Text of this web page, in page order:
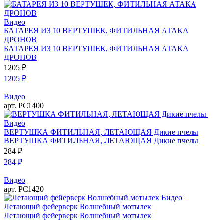
Видео
БАТАРЕЯ ИЗ 10 ВЕРТУШЕК, ФИТИЛЬНАЯ АТАКА
ДРОНОВ
БАТАРЕЯ ИЗ 10 ВЕРТУШЕК, ФИТИЛЬНАЯ АТАКА
ДРОНОВ
1205 ₽
1205 ₽
Видео
арт. РС1400
Видео
ВЕРТУШКА ФИТИЛЬНАЯ, ЛЕТАЮЩАЯ Дикие пчелы
ВЕРТУШКА ФИТИЛЬНАЯ, ЛЕТАЮЩАЯ Дикие пчелы
284 ₽
284 ₽
Видео
арт. РС1420
Видео
Летающий фейерверк Волшебный мотылек
Летающий фейерверк Волшебный мотылек